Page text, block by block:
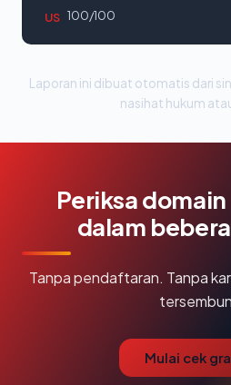
US 100/100
Laporan ini dibuat otomatis dari
nasihat hukum
Periksa
dalam
Tanpa pendaftaran. Tanpa
Mulai cek